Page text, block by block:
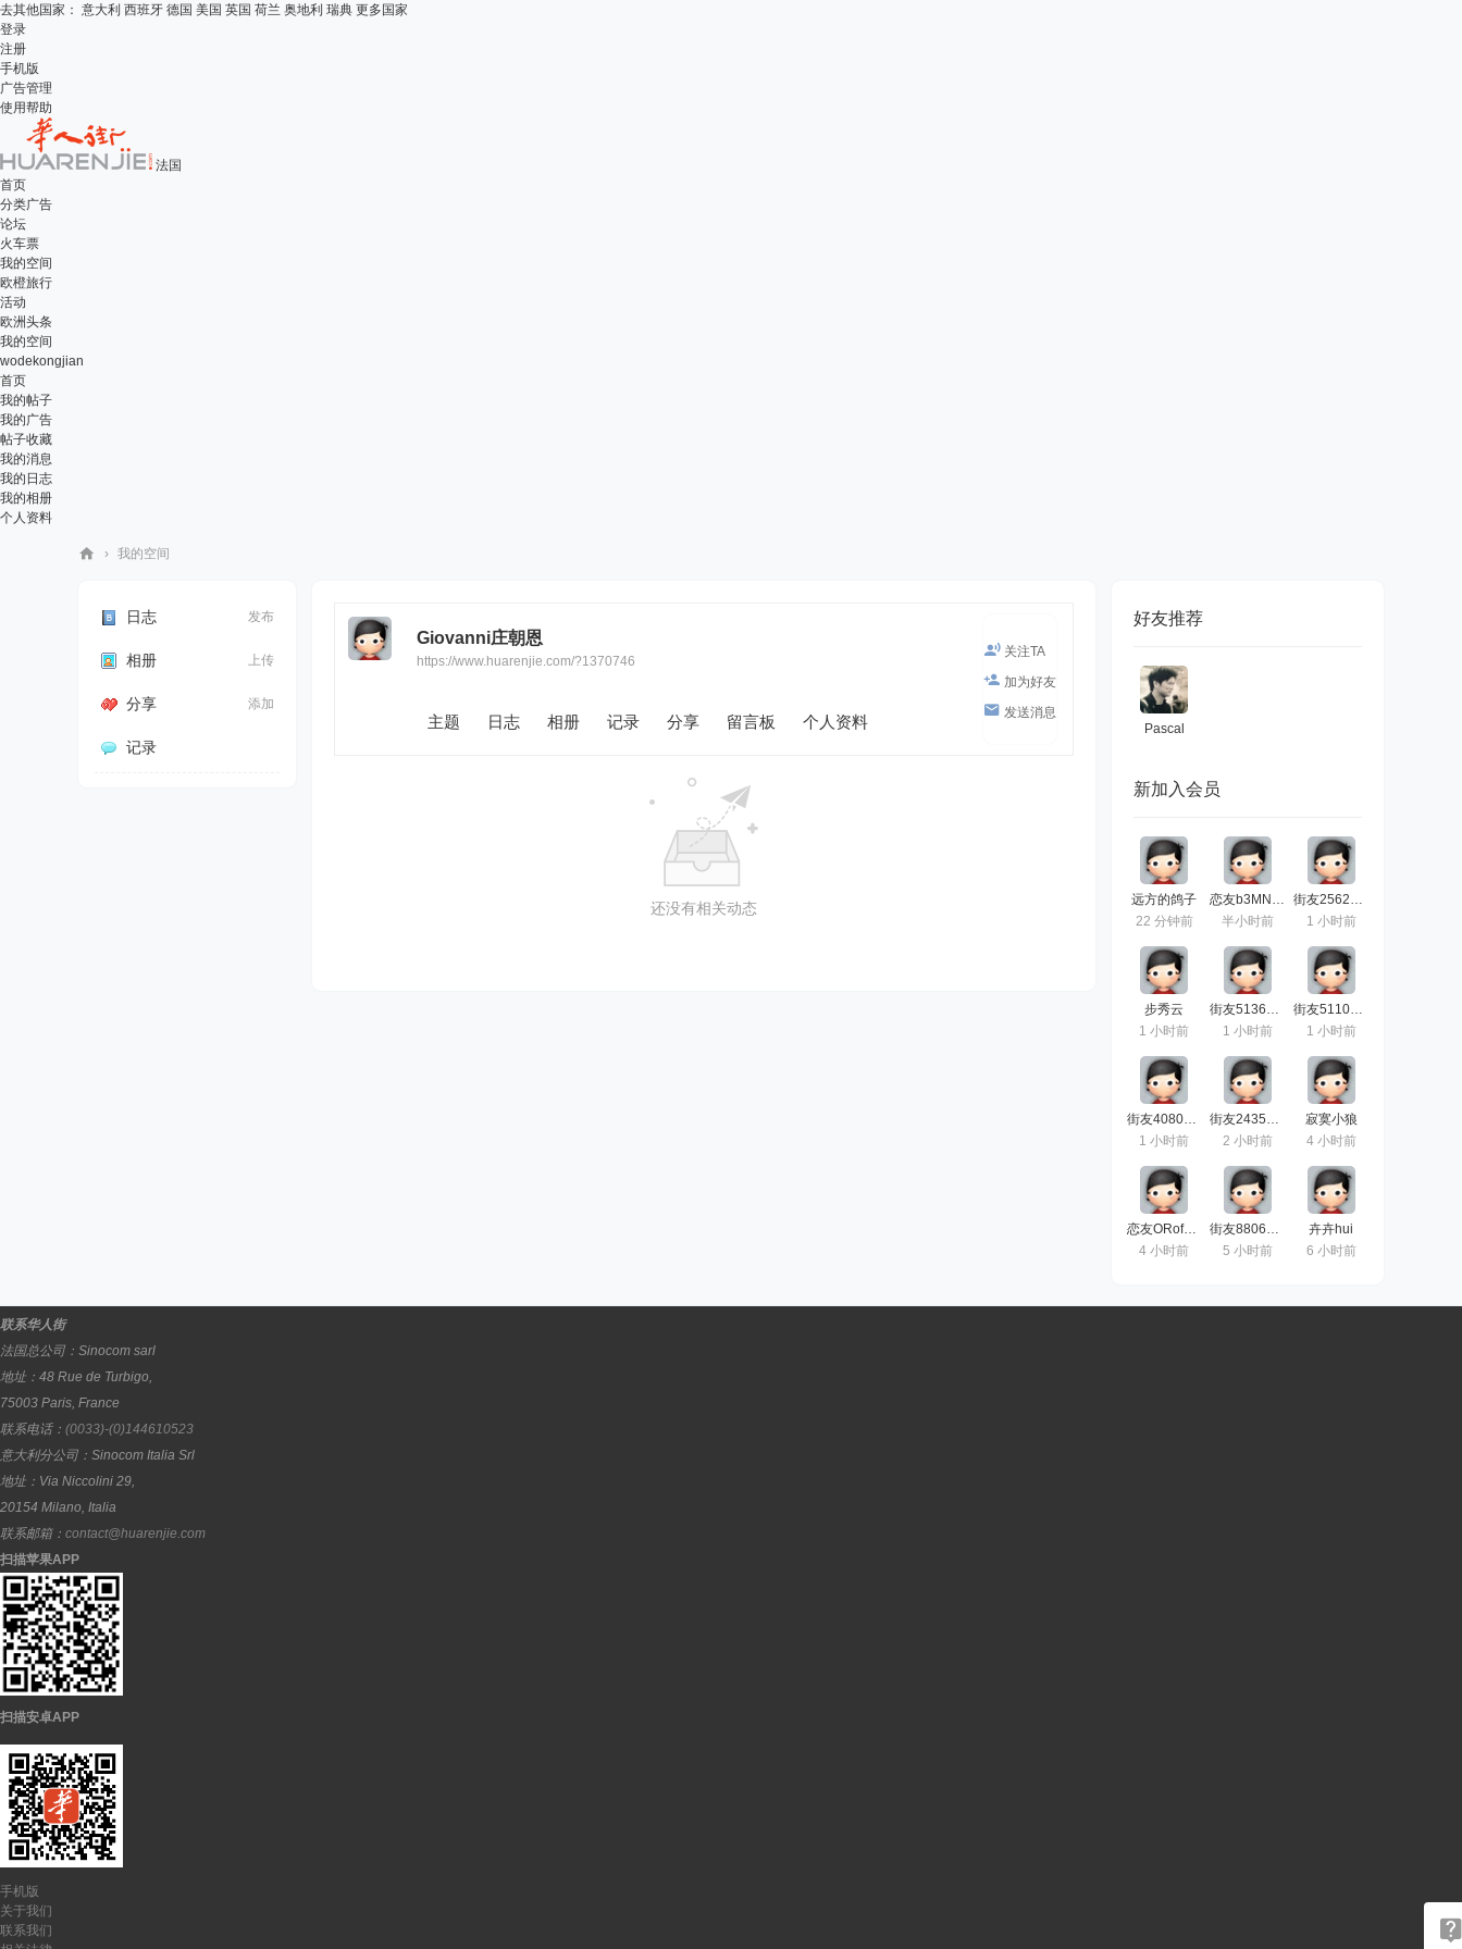
去其他国家： 意大利 西班牙 德国 美国 英国 荷兰 奥地利 瑞典 更多国家
登录
注册
手机版
广告管理
使用帮助
法国
首页
分类广告
论坛
火车票
我的空间
欧橙旅行
活动
欧洲头条
我的空间
wodekongjian
首页
我的帖子
我的广告
帖子收藏
我的消息
我的日志
我的相册
个人资料
› 我的空间
发布
日志
上传
相册
添加
分享
记录
好友推荐
Pascal
新加入会员
远方的鸽子
22 分钟前
恋友b3MNfbN2
半小时前
街友25622488
1 小时前
步秀云
1 小时前
街友51368786
1 小时前
街友51108491
1 小时前
街友40808603
1 小时前
街友24351583
2 小时前
寂寞小狼
4 小时前
恋友ORofF309
4 小时前
街友88066846
5 小时前
卉卉hui
6 小时前
关注TA
加为好友
发送消息
Giovanni庄朝恩
https://www.huarenjie.com/?1370746
主题 日志 相册 记录 分享 留言板 个人资料
还没有相关动态
联系华人街
法国总公司： Sinocom sarl
地址： 48 Rue de Turbigo,
75003 Paris, France
联系电话： (0033)-(0)144610523
意大利分公司： Sinocom Italia Srl
地址： Via Niccolini 29,
20154 Milano, Italia
联系邮箱： contact@huarenjie.com
扫描苹果APP
扫描安卓APP
手机版
关于我们
联系我们